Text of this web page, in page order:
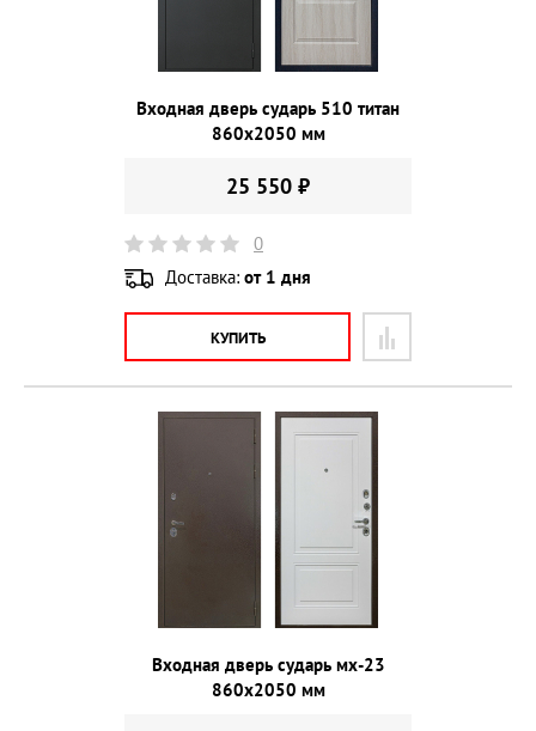
Входная дверь сударь 510 титан
860х2050 мм
25 550 ₽
0
Доставка: от 1 дня
КУПИТЬ
Входная дверь сударь мх-23
860х2050 мм